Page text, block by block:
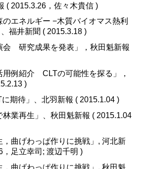
( 2015.3.26，佐々木貴信 )
のエネルギー −木質バイオマス熱利
福井新聞 ( 2015.3.18 )
会 研究成果を発表」，秋田魁新報
用例紹介 CLTの可能性を探る」，
)
に期待」、北羽新報 ( 2015.1.04 )
林業再生」、秋田魁新報 ( 2015.1.04
，曲げわっぱ作りに挑戦」, 河北新
，足立幸司; 渡辺千明 )